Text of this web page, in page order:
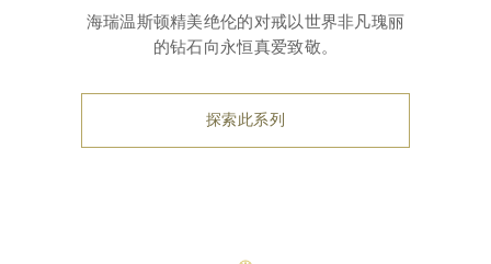
海瑞温斯顿精美绝伦的对戒以世界非凡瑰丽
的钻石向永恒真爱致敬。
探索此系列